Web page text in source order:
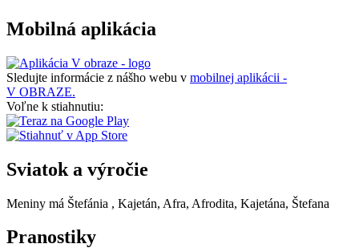
Mobilná aplikácia
Sledujte informácie z nášho webu v mobilnej aplikácii -
V OBRAZE.
Voľne k stiahnutiu:
Sviatok a výročie
Meniny má Štefánia , Kajetán, Afra, Afrodita, Kajetána, Štefana
Pranostiky